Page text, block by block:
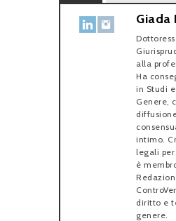
Giada
alla
Ha
in Studi
Genere,
intimo.
legali
è
diritto e
genere.